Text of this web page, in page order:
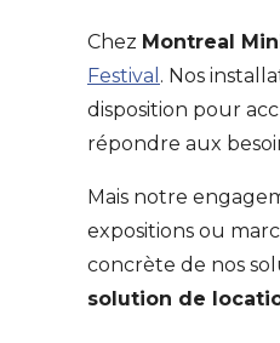
Chez Montreal
Festival . Nos
disposition pour
répondre aux
Mais notre
expositions ou
concrète de nos
solution de